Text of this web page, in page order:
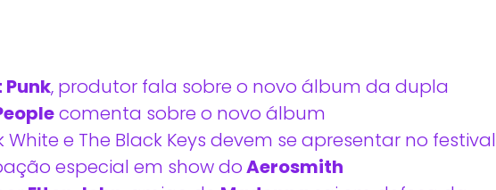
Punk, produtor fala sobre o novo álbum da dupla
comenta sobre o novo álbum
White e The Black Keys devem se apresentar no festival
especial em show doAerosmith